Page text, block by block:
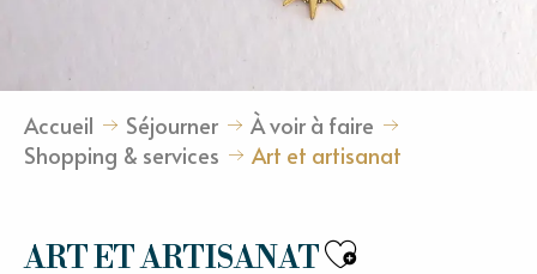
Accueil Séjourner
À voir à faire
Shopping & services
Art et artisanat
ART ET ARTISANATAjouter